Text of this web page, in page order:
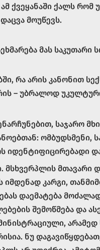
ქვეყანაში ქალს
მოუწევს.
მას საკუთარი
რა არის კანონით
– უბრალოდ
საჯარო
ომბუდსმენი,
იდენტიფიცირებადი
მსხვერპლის მთავარი
იმდენად კარგი,
დაემატება
შემოწმება და
ნუ